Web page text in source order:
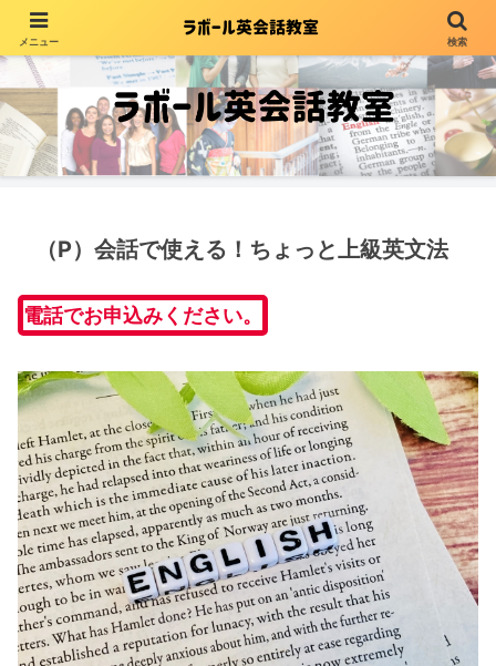
（P）会話で使える！ちょっと上級英文法
電話でお申込みください。
メニュー 検索